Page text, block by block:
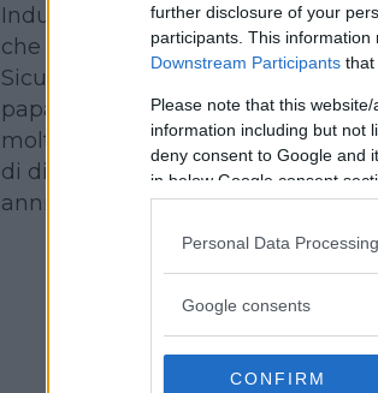
further disclosure of your
participants. This
Downstream Participants that
Please note that this
information including but not
deny consent to Google and
in below Google consent
Personal Data
Google consents
CONFIRM
Indubbiamente paura, per quella
che è la scuola elementare.
Sicuramente orgoglio, per gli
papà durante la festa di fine
molte strutture viene donato loro.
di dire ‘
com’è grande !’ che
anni.